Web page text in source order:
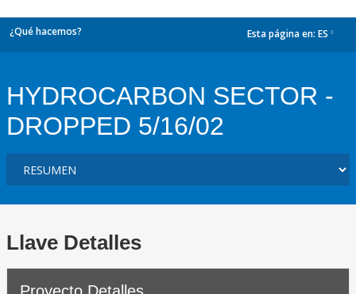
¿Qué hacemos? Esta página en: ES
HYDROCARBON SECTOR -
DROPPED 5/16/02
Llave Detalles